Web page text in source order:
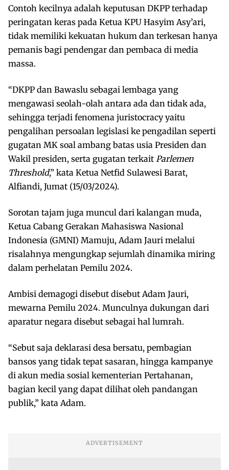
Contoh kecilnya adalah keputusan DKPP terhadap
peringatan keras pada Ketua KPU Hasyim Asy’ari,
tidak memiliki kekuatan hukum dan terkesan hanya
pemanis bagi pendengar dan pembaca di media
massa.
“DKPP dan Bawaslu sebagai lembaga yang
mengawasi seolah-olah antara ada dan tidak ada,
sehingga terjadi fenomena juristocracy yaitu
pengalihan persoalan legislasi ke pengadilan seperti
gugatan MK soal ambang batas usia Presiden dan
Wakil presiden, serta gugatan terkait Parlemen
Threshold,” kata Ketua Netfid Sulawesi Barat,
Alfiandi, Jumat (15/03/2024).
Sorotan tajam juga muncul dari kalangan muda,
Ketua Cabang Gerakan Mahasiswa Nasional
Indonesia (GMNI) Mamuju, Adam Jauri melalui
risalahnya mengungkap sejumlah dinamika miring
dalam perhelatan Pemilu 2024.
Ambisi demagogi disebut disebut Adam Jauri,
mewarna Pemilu 2024. Munculnya dukungan dari
aparatur negara disebut sebagai hal lumrah.
“Sebut saja deklarasi desa bersatu, pembagian
bansos yang tidak tepat sasaran, hingga kampanye
di akun media sosial kementerian Pertahanan,
bagian kecil yang dapat dilihat oleh pandangan
publik,” kata Adam.